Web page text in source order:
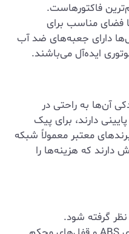
فاکتورهاست.
فضای مناسب برای
دارای جعبه‌های ضد آب
ایده‌آل می‌باشند.
آن‌ها به راحتی در
دارند، برای پیک
معتبر معمولاً شبکه
که هزینه‌ها را
گرفته شود.